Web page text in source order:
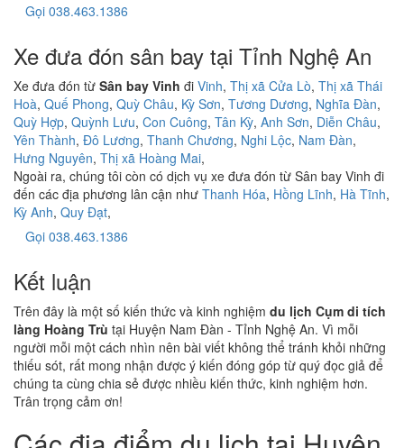
Gọi 038.463.1386
Xe đưa đón sân bay tại Tỉnh Nghệ An
Xe đưa đón từ Sân bay Vinh đi Vinh, Thị xã Cửa Lò, Thị xã Thái
Hoà, Quế Phong, Quỳ Châu, Kỳ Sơn, Tương Dương, Nghĩa Đàn,
Quỳ Hợp, Quỳnh Lưu, Con Cuông, Tân Kỳ, Anh Sơn, Diễn Châu,
Yên Thành, Đô Lương, Thanh Chương, Nghi Lộc, Nam Đàn,
Hưng Nguyên, Thị xã Hoàng Mai,
Ngoài ra, chúng tôi còn có dịch vụ xe đưa đón từ Sân bay Vinh đi
đến các địa phương lân cận như Thanh Hóa, Hồng Lĩnh, Hà Tĩnh,
Kỳ Anh, Quy Đạt,
Gọi 038.463.1386
Kết luận
Trên đây là một số kiến thức và kinh nghiệm du lịch Cụm di tích
làng Hoàng Trù tại Huyện Nam Đàn - Tỉnh Nghệ An. Vì mỗi
người mỗi một cách nhìn nên bài viết không thể tránh khỏi những
thiếu sót, rất mong nhận được ý kiến đóng góp từ quý đọc giả để
chúng ta cùng chia sẻ được nhiều kiến thức, kinh nghiệm hơn.
Trân trọng cảm ơn!